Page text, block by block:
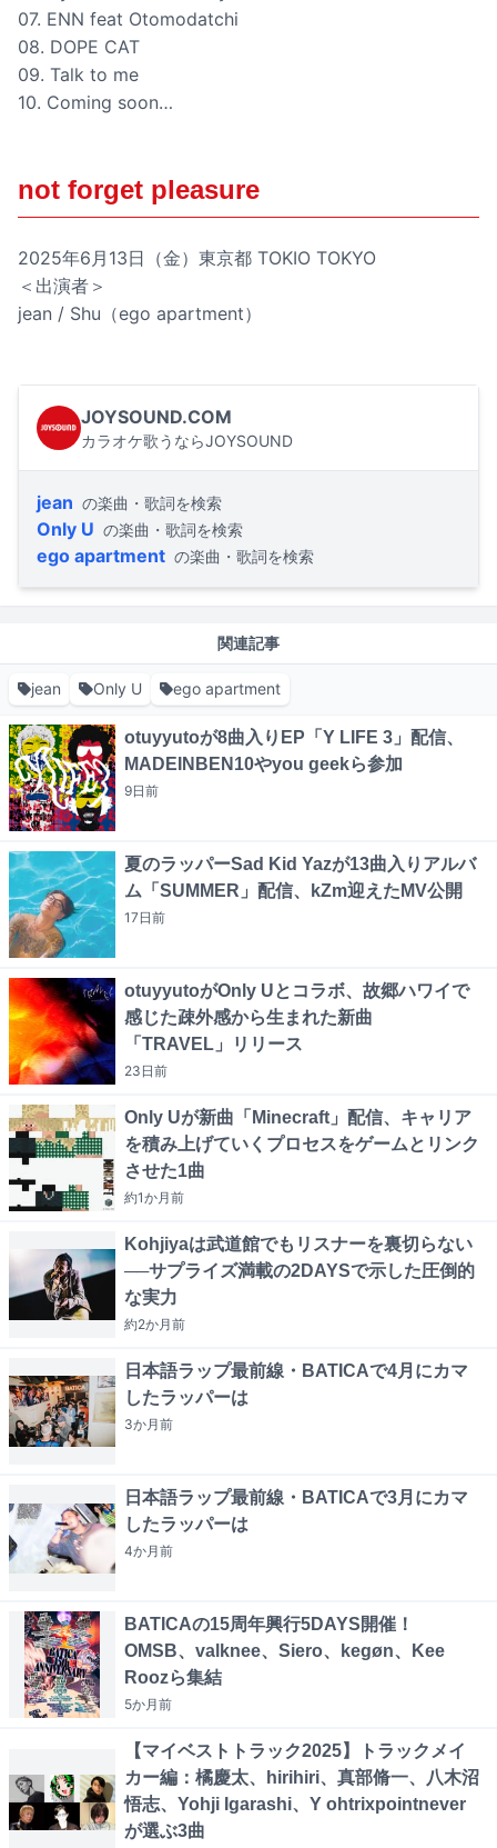
07. ENN feat Otomodatchi
08. DOPE CAT
09. Talk to me
10. Coming soon…
not forget pleasure
2025年6月13日（金）東京都 TOKIO TOKYO
＜出演者＞
jean / Shu（ego apartment）
JOYSOUND.COM
カラオケ歌うならJOYSOUND
jean の楽曲・歌詞を検索
Only U の楽曲・歌詞を検索
ego apartment の楽曲・歌詞を検索
関連記事
jean Only U ego apartment
otuyyutoが8曲入りEP「Y LIFE 3」配信、
MADEINBEN10やyou geekら参加
9日前
夏のラッパーSad Kid Yazが13曲入りアルバ
ム「SUMMER」配信、kZm迎えたMV公開
17日前
otuyyutoがOnly Uとコラボ、故郷ハワイで
感じた疎外感から生まれた新曲
「TRAVEL」リリース
23日前
Only Uが新曲「Minecraft」配信、キャリア
を積み上げていくプロセスをゲームとリンク
させた1曲
約1か月前
Kohjiyaは武道館でもリスナーを裏切らない
──サプライズ満載の2DAYSで示した圧倒的
な実力
約2か月前
日本語ラップ最前線・BATICAで4月にカマ
したラッパーは
3か月前
日本語ラップ最前線・BATICAで3月にカマ
したラッパーは
4か月前
BATICAの15周年興行5DAYS開催！
OMSB、valknee、Siero、kegøn、Kee
Roozら集結
5か月前
【マイベストトラック2025】トラックメイ
カー編：橘慶太、hirihiri、真部脩一、八木沼
悟志、Yohji Igarashi、Y ohtrixpointnever
が選ぶ3曲